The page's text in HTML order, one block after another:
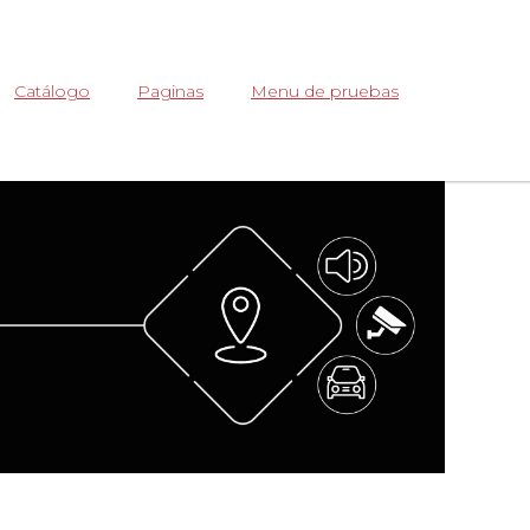
Catálogo Paginas Menu de pruebas